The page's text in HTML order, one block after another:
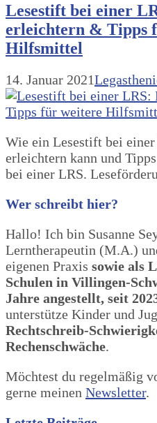
Lesestift bei einer
erleichtern & Tipps
Hilfsmittel
14. Januar 2021
Wie ein Lesestift bei einer
erleichtern kann und
bei einer LRS.
Wer schreibt hier?
Hallo! Ich bin Susanne
Lerntherapeutin (M.A.)
eigenen Praxis sowie als
Schulen in Villingen-
Jahre angestellt, seit
unterstütze Kinder und
Rechtschreib-
Rechenschwäche.
Möchtest du regelmäßig
gerne meinen Newsletter.